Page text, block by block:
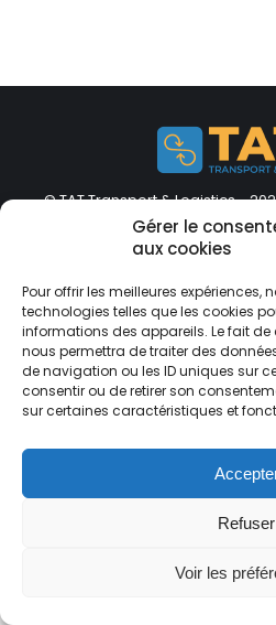
Gérer le
aux cookies
Pour offrir les meilleures expériences,
technologies telles que les cookies
informations des appareils. Le fait
nous permettra de traiter des
de navigation ou les ID uniques sur
consentir ou de retirer son
sur certaines caractéristiques et
Refuser
Voir les
© TAT Transport & Logistics -
BOX
Previously